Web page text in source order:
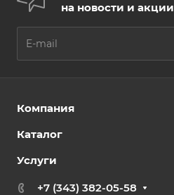
на новости и акции
Компания
Каталог
Услуги
+7 (343) 382-05-58